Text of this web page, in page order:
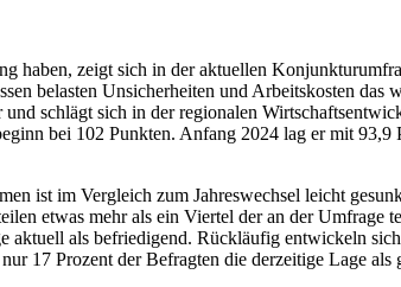
haben, zeigt sich in der aktuellen
belasten Unsicherheiten und Arbeitskosten das
schlägt sich in der regionalen
bei 102 Punkten. Anfang 2024 lag er mit 93,9
ist im Vergleich zum Jahreswechsel leicht
etwas mehr als ein Viertel der an der Umfrage
aktuell als befriedigend. Rückläufig entwickeln
17 Prozent der Befragten die derzeitige Lage als